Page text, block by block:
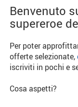
Benvenuto
supereroe
Per poter
offerte selezionate,
iscriviti in pochi e
Cosa aspetti?